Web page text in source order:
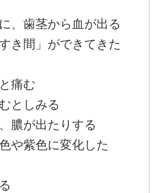
、歯茎から血が出る
き間」ができてきた
痛む
としみる
膿が出たりする
や紫色に変化した